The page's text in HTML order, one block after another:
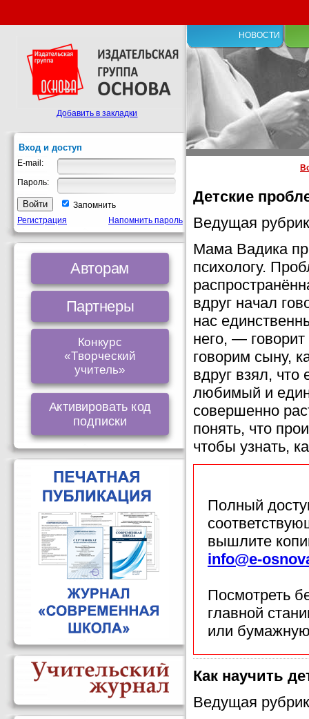
НОВОСТИ
Детские
Ведущая
Мама Вадика
психологу.
вдруг начал
нас
него, —
говорим сыну,
вдруг взял, что
любимый и
совершенно
понять, что
чтобы узнать,
Полный
вышлите
info@e-
Посмотреть
главной
или
Как научить
Ведущая
Добавить в закладки
Вход и доступ
E-mail:
Пароль:
Запомнить
Регистрация
Напомнить пароль
Авторам
Партнеры
Конкурс
«Творческий
учитель»
Активировать код
подписки